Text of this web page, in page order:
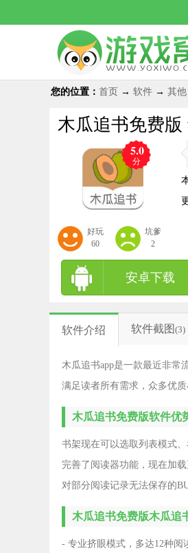
您的位置： 首页 → 软件 → 其他
木瓜追书免费版
5.0
分
好玩
60
坑爹
2
木瓜追书app是一款最近非常
安卓下载
软件介绍 软件截图 (3)
木瓜追书app是一款最近非常
满足读者所有需求，众多优
木瓜追书免费版软件优
书架现在可以选取列表模式
完善了阅读器功能，现在加
对部分阅读记录无法保存的
木瓜追书免费版木瓜追
- 专业挤眼模式，多达12种阅